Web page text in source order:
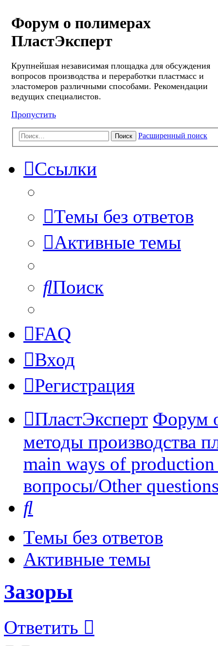
Форум о полимерах
ПластЭксперт
Крупнейшая независимая площадка для обсуждения
вопросов производства и переработки пластмасс и
эластомеров различными способами. Рекомендации
ведущих специалистов.
Пропустить
Поиск Расширенный поиск
Ссылки
Темы без ответов
Активные темы
Поиск
FAQ
Вход
Регистрация
ПластЭксперт Форум
методы производства
main ways of
вопросы/Other
Темы без ответов
Активные темы
Зазоры
Ответить